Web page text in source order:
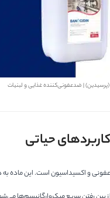
| ضدعفونی‌کننده غذایی و لبنیات
حیاتی
و اکسیداسیون است. این ماده